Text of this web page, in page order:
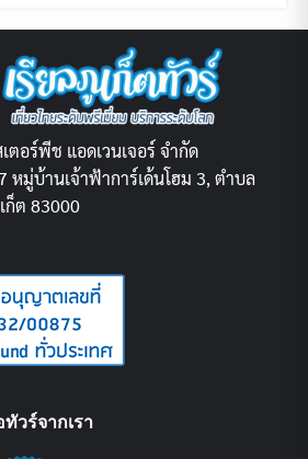
ตอร์พีช แอดเวนเจอร์ จำกัด
มู่บ้านเจ้าฟ้าการ์เด้นโฮม 3, ตำบล
ก็ต 83000
วร์จากเรา